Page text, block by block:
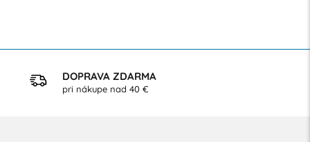
DOPRAVA ZDARMA
pri nákupe nad 40 €